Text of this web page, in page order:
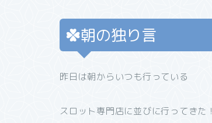
朝の独り言
昨日は朝からいつも行っている
スロット専門店に並びに行ってきた！